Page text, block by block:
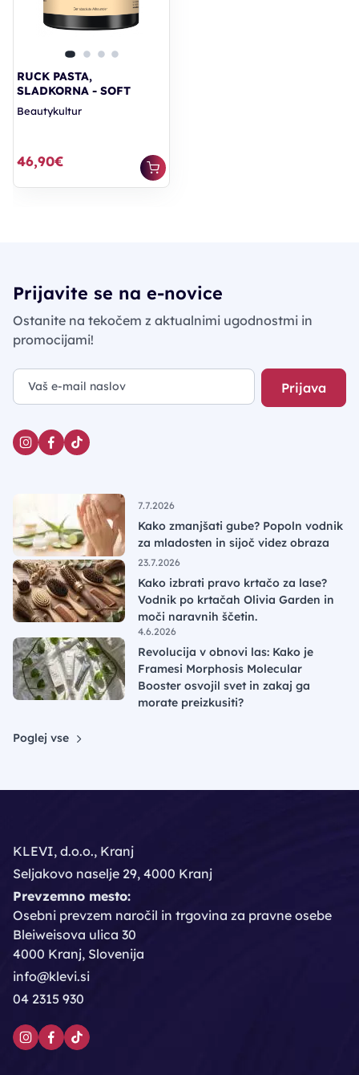
RUCK PASTA,
SLADKORNA - SOFT
Beautykultur
46,90€
Prijavite se na e-novice
Ostanite na tekočem z aktualnimi ugodnostmi in
promocijami!
Prijava
7.7.2026
Kako zmanjšati gube? Popoln vodnik
za mladosten in sijoč videz obraza
23.7.2026
Kako izbrati pravo krtačo za lase?
Vodnik po krtačah Olivia Garden in
moči naravnih ščetin.
4.6.2026
Revolucija v obnovi las: Kako je
Framesi Morphosis Molecular
Booster osvojil svet in zakaj ga
morate preizkusiti?
Poglej vse
KLEVI, d.o.o., Kranj
Seljakovo naselje 29, 4000 Kranj
Prevzemno mesto:
Osebni prevzem naročil in trgovina za pravne osebe
Bleiweisova ulica 30
4000 Kranj, Slovenija
info@klevi.si
04 2315 930